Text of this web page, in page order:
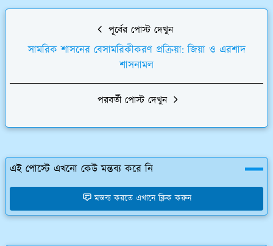
পূর্বের পোস্ট দেখুন
সামরিক শাসনের বেসামরিকীকরণ প্রক্রিয়া: জিয়া ও এরশাদ
শাসনামল
পরবর্তী পোস্ট দেখুন
এই পোস্টে এখনো কেউ মন্তব্য করে নি
মন্তব্য করতে এখানে ক্লিক করুন